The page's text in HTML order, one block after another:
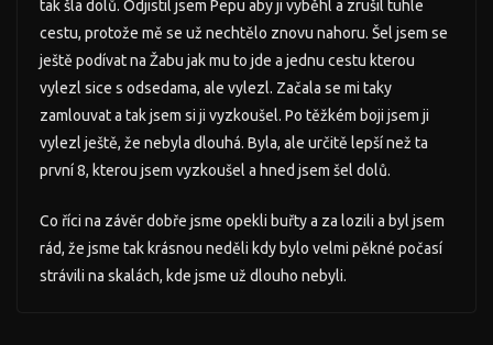
tak šla dolů. Odjistil jsem Pepu aby ji vyběhl a zrušil tuhle
cestu, protože mě se už nechtělo znovu nahoru. Šel jsem se
ještě podívat na Žabu jak mu to jde a jednu cestu kterou
vylezl sice s odsedama, ale vylezl. Začala se mi taky
zamlouvat a tak jsem si ji vyzkoušel. Po těžkém boji jsem ji
vylezl ještě, že nebyla dlouhá. Byla, ale určitě lepší než ta
první 8, kterou jsem vyzkoušel a hned jsem šel dolů.
Co říci na závěr dobře jsme opekli buřty a za lozili a byl jsem
rád, že jsme tak krásnou neděli kdy bylo velmi pěkné počasí
strávili na skalách, kde jsme už dlouho nebyli.